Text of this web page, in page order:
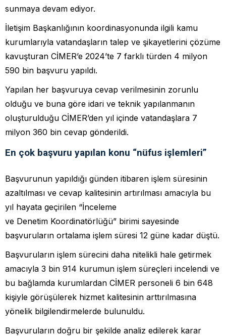
sunmaya devam ediyor.
İletişim Başkanlığının koordinasyonunda ilgili kamu
kurumlarıyla vatandaşların talep ve şikayetlerini çözüme
kavuşturan CİMER’e 2024’te 7 farklı türden 4 milyon
590 bin başvuru yapıldı.
Yapılan her başvuruya cevap verilmesinin zorunlu
olduğu ve buna göre idari ve teknik yapılanmanın
oluşturulduğu CİMER’den yıl içinde vatandaşlara 7
milyon 360 bin cevap gönderildi.
En çok başvuru yapılan konu “nüfus işlemleri”
Başvurunun yapıldığı günden itibaren işlem süresinin
azaltılması ve cevap kalitesinin artırılması amacıyla bu
yıl hayata geçirilen “İnceleme
ve Denetim Koordinatörlüğü” birimi sayesinde
başvuruların ortalama işlem süresi 12 güne kadar düştü.
Başvuruların işlem sürecini daha nitelikli hale getirmek
amacıyla 3 bin 914 kurumun işlem süreçleri incelendi ve
bu bağlamda kurumlardan CİMER personeli 6 bin 648
kişiyle görüşülerek hizmet kalitesinin arttırılmasına
yönelik bilgilendirmelerde bulunuldu.
Başvuruların doğru bir şekilde analiz edilerek karar